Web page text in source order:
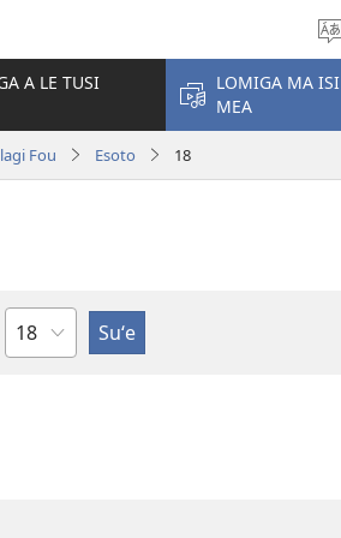
A LE TUSI
LOMIGA MA ISI
MEA
Fou Esoto 18
Mataupu